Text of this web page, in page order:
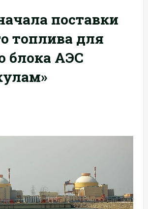
поставки
топлива для
блока АЭС